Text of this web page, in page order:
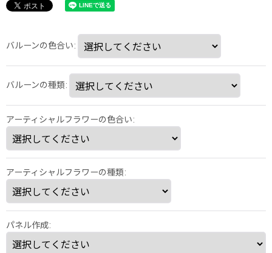
バルーンの色合い:
バルーンの種類:
アーティシャルフラワーの色合い:
アーティシャルフラワーの種類:
パネル作成: